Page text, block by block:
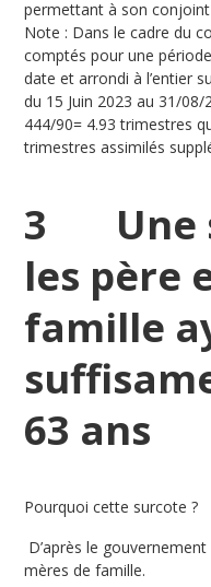
permettant à son conjoint
Note : Dans le cadre du
comptés pour une
date et arrondi à l’entier
du 15 Juin 2023 au 31/
444/90= 4.93 trimestres
trimestres assimilés
3 Une
les père
famille
63 ans
Pourquoi cette surcote ?
D’après le
mères de famille.